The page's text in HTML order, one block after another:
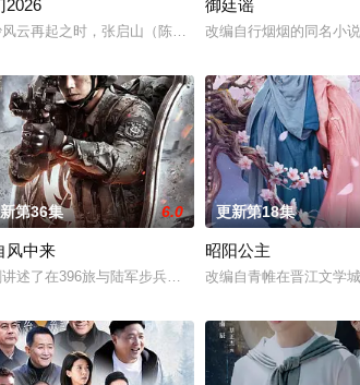
文化传媒有限公司
2026
云再起之时，张启山（陈伟霆 饰）与吴老狗（曾舜晞
御廷谣
改编自行烟烟的同名小
，林知夏忽然对他说：“江逾白，我喜欢你，哲学和生
第36集 6.0
风中来
述了在396旅与陆军步兵学院联合举办的小型军事演习
更新第18集
昭阳公主
改编自青帷在晋江文学